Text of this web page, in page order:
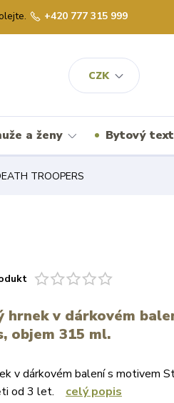
CZK
+420 777 315 999
a ženy Bytový
TROOPERS
hrnek v dárkovém
objem 315 ml.
v dárkovém balení s motivem
od 3 let. celý popis